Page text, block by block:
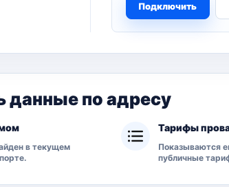
Подключить
данные по адресу
в текущем
Тарифы
Показываются
публичные